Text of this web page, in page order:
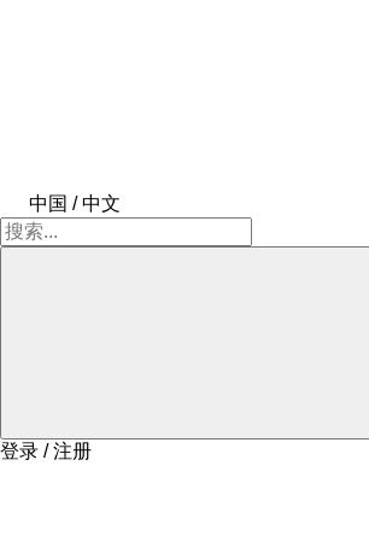
中国 / 中文
登录 / 注册